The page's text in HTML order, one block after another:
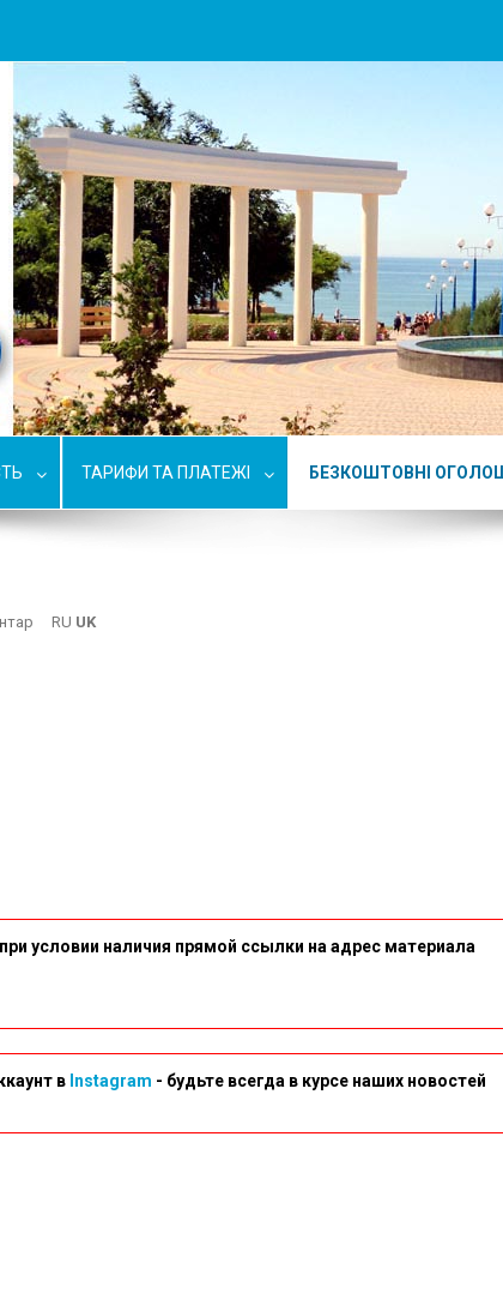
ТАРИФИ ТА ПЛАТЕЖІ БЕЗКОШТОВНІ
RU UK
условии наличия прямой ссылки на адрес материала
в Instagram - будьте всегда в курсе наших новостей